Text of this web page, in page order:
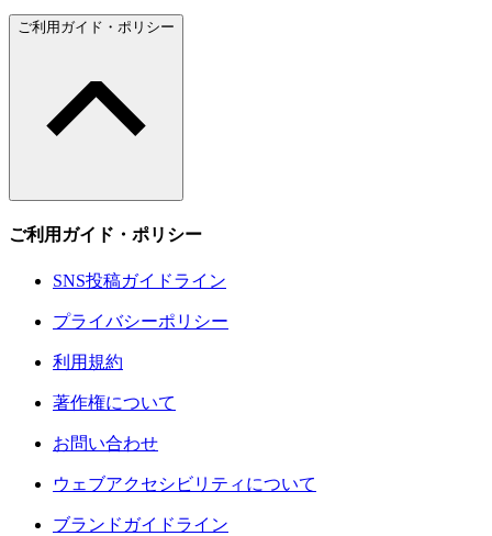
ご利用ガイド・ポリシー
ご利用ガイド・ポリシー
SNS投稿ガイドライン
プライバシーポリシー
利用規約
著作権について
お問い合わせ
ウェブアクセシビリティについて
ブランドガイドライン